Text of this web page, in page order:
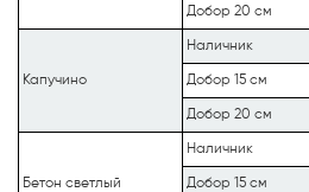
Добор 20 см
Капучино
Наличник
Добор 15 см
Добор 20 см
Бетон светлый
Наличник
Добор 15 см